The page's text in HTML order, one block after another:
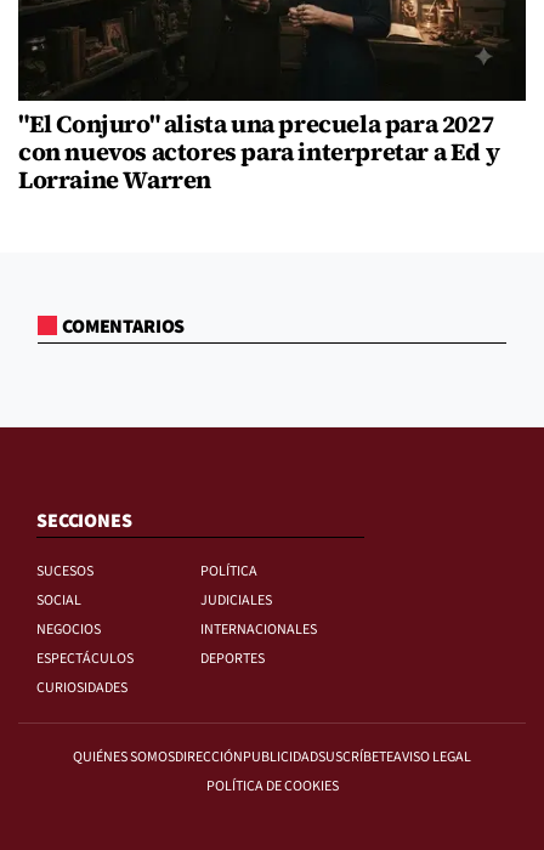
"El Conjuro" alista una precuela para 2027
con nuevos actores para interpretar a Ed y
Lorraine Warren
COMENTARIOS
SECCIONES
SUCESOS
POLÍTICA
SOCIAL
JUDICIALES
NEGOCIOS
INTERNACIONALES
ESPECTÁCULOS
DEPORTES
CURIOSIDADES
QUIÉNES SOMOSDIRECCIÓNPUBLICIDADSUSCRÍBETEAVISO LEGAL
POLÍTICA DE COOKIES